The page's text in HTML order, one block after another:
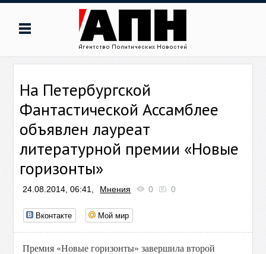
На Петербургской
Фантастической Ассамблее
объявлен лауреат
литературной премии «Новые
горизонты»
24.08.2014, 06:41, Мнения 0 0
Вконтакте Мой мир
Премия «Новые горизонты» завершила второй